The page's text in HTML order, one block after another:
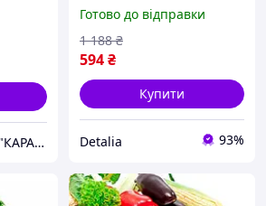
Інтернет-магазин "КАРАПУЗИК"
Вакуумний пакувальник,
Вакууматор харчовий,
TBX
Готово до відправки
594₴
1 188 ₴
Купити
Detalia 93%